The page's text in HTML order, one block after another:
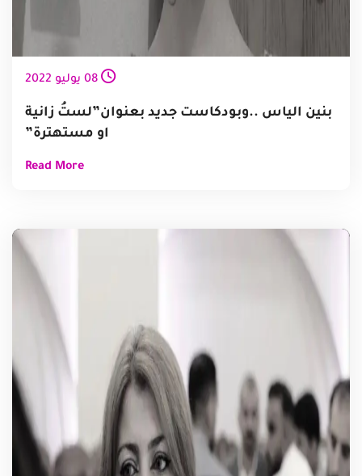
08 يوليو 2022
بنين الياس ..وبودكاست جديد بعنوان”لستُ زانية
او مستهترة”
Read More